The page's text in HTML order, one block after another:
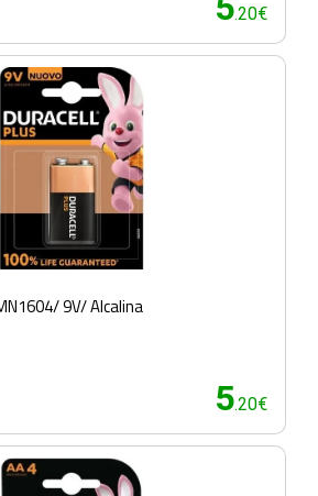
.20€
9V/ Alcalina
5.20€